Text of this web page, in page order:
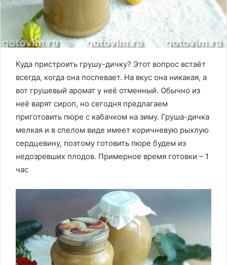
Куда пристроить грушу-дичку? Этот вопрос встаёт
всегда, когда она поспевает. На вкус она никакая, а
вот грушевый аромат у неё отменный. Обычно из
неё варят сироп, но сегодня предлагаем
приготовить пюре с кабачком на зиму. Груша-дичка
мелкая и в спелом виде имеет коричневую рыхлую
сердцевину, поэтому готовить пюре будем из
недозревших плодов. Примерное время готовки – 1
час